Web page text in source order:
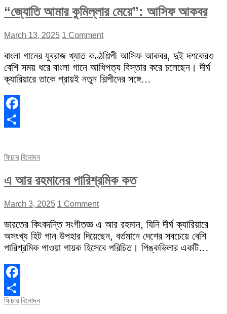
“জ্যোতি আমার কুমিল্লার মেয়ে”: আসিফ আকবর
March 13, 2025 1 Comment
বাংলা গানের যুবরাজ খ্যাত কণ্ঠশিল্পী আসিফ আকবর, দুই দশকেরও
বেশি সময় ধরে বাংলা গানে আধিপত্য বিস্তার করে চলেছেন। দীর্ঘ
ক্যারিয়ারে তাকে প্রায়ই নতুন শিল্পীদের সঙ্গে…
Facebook
ফিচার বিনোদন
এ আর রহমানের পারিশ্রমিক কত
March 3, 2025 1 Comment
ভারতের কিংবদন্তি সংগীতজ্ঞ এ আর রহমান, যিনি দীর্ঘ ক্যারিয়ারে
অসংখ্য হিট গান উপহার দিয়েছেন, বর্তমানে দেশের সবচেয়ে বেশি
পারিশ্রমিক পাওয়া গায়ক হিসেবে পরিচিত। পিঙ্কভিলার একটি…
Facebook
Share
ফিচার বিনোদন